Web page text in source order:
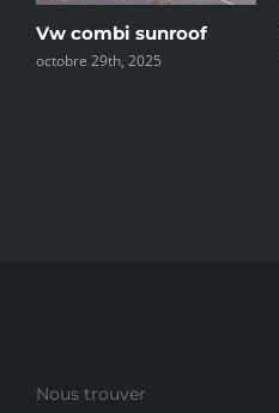
Vw combi sunroof
octobre 29th, 2025
Nous trouver